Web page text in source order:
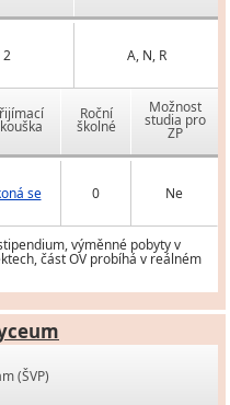
2 A, N, R
Roční
školné
Možnost
studia pro
ZP
se 0 Ne
výměnné pobyty v
část OV probíhá v reálném
(ŠVP)